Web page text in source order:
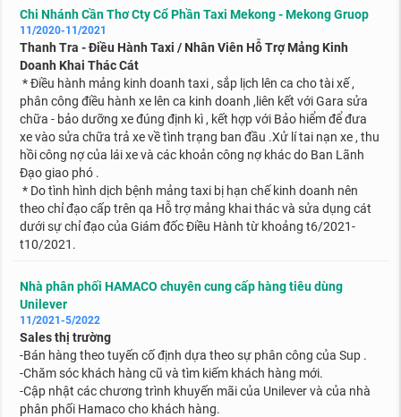
Chi Nhánh Cần Thơ Cty Cổ Phần Taxi Mekong - Mekong Gruop
11/2020-11/2021
Thanh Tra - Điều Hành Taxi / Nhân Viên Hỗ Trợ Mảng Kinh
Doanh Khai Thác Cát
* Điều hành mảng kinh doanh taxi , sắp lịch lên ca cho tài xế ,
phân công điều hành xe lên ca kinh doanh ,liên kết với Gara sửa
chữa - bảo dưỡng xe đúng định kì , kết hợp với Bảo hiểm để đưa
xe vào sửa chữa trả xe về tình trạng ban đầu .Xử lí tai nạn xe , thu
hồi công nợ của lái xe và các khoản công nợ khác do Ban Lãnh
Đạo giao phó .
* Do tình hình dịch bệnh mảng taxi bị hạn chế kinh doanh nên
theo chỉ đạo cấp trên qa Hỗ trợ mảng khai thác và sửa dụng cát
dưới sự chỉ đạo của Giám đốc Điều Hành từ khoảng t6/2021-
t10/2021.
Nhà phân phối HAMACO chuyên cung cấp hàng tiêu dùng
Unilever
11/2021-5/2022
Sales thị trường
-Bán hàng theo tuyến cố định dựa theo sự phân công của Sup .
-Chăm sóc khách hàng cũ và tìm kiếm khách hàng mới.
-Cập nhật các chương trình khuyến mãi của Unilever và của nhà
phân phối Hamaco cho khách hàng.